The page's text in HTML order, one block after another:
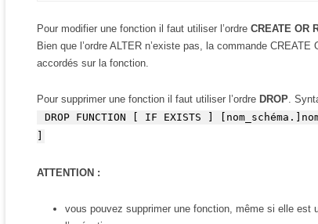
Pour modifier une fonction il faut utiliser l’ordre CREATE OR
Bien que l’ordre ALTER n’existe pas, la commande
accordés sur la fonction.
Pour supprimer une fonction il faut utiliser l’ordre DROP.
DROP FUNCTION [ IF EXISTS ]
ATTENTION :
vous pouvez supprimer une fonction, même si elle est